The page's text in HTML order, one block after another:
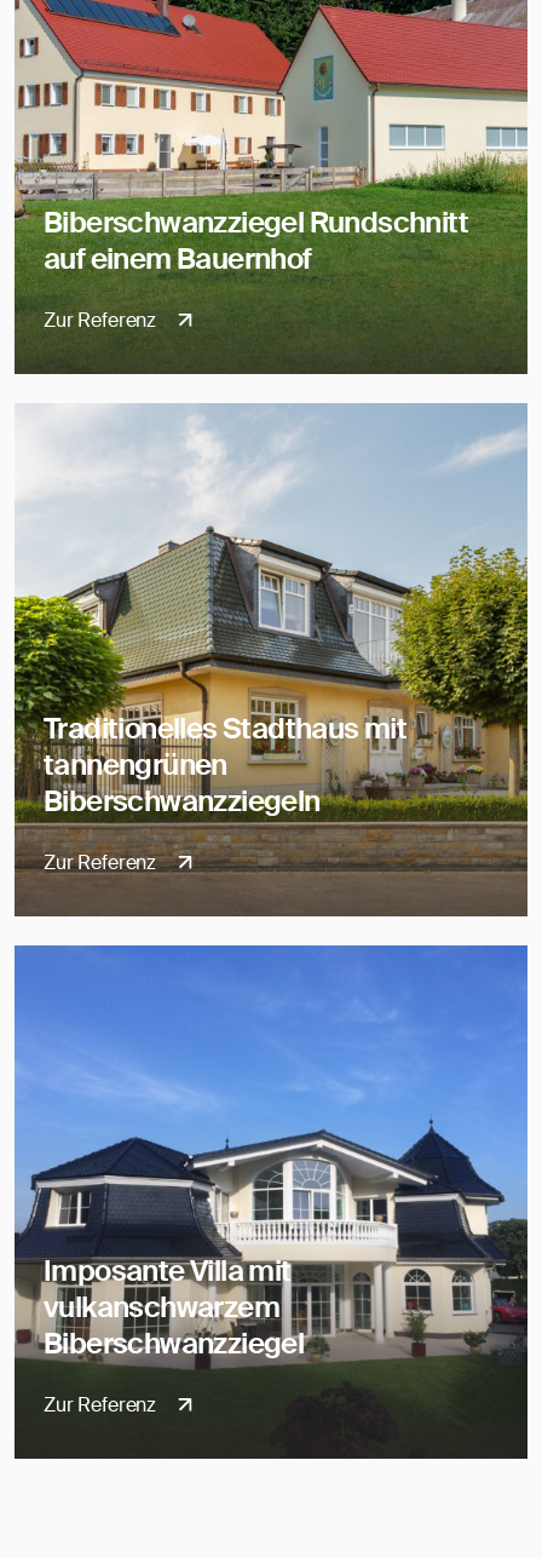
Biberschwanzziegel Rundschnitt
auf einem Bauernhof
Zur Referenz
Traditionelles Stadthaus mit
tannengrünen
Biberschwanzziegeln
Zur Referenz
Imposante Villa mit
vulkanschwarzem
Biberschwanzziegel
Zur Referenz